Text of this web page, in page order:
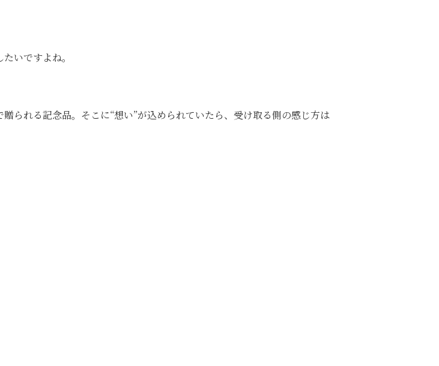
いですよね。
られる記念品。そこに“想い”が込められていたら、受け取る側の感じ方は